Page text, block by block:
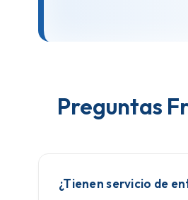
Preguntas
¿Tienen servicio de